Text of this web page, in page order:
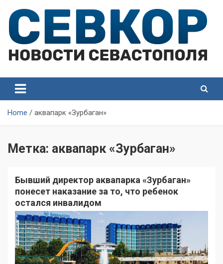
content
Севастополя
Севастополя
Home аквапарк «Зурбаган»
Метка: аквапарк «Зурбаган»
Бывший директор аквапарка «Зурбаган»
понесет наказание за то, что ребенок
остался инвалидом